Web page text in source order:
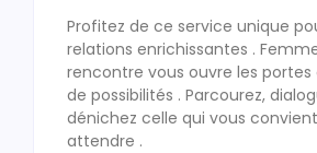
Profitez de ce service unique
relations enrichissantes .
rencontre vous ouvre les portes
de possibilités . Parcourez,
dénichez celle qui vous
attendre .